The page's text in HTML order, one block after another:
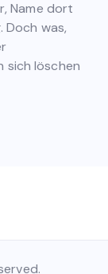
Name dort
Doch was,
sich löschen